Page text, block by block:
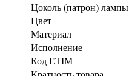
Цоколь (патрон) лампы
Цвет
Материал
Исполнение
Код ETIM